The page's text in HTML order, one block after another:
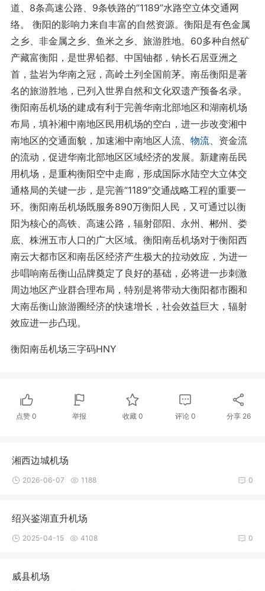
道、8条高速公路、9条铁路的“1189”水路空立体交通网
络。 衡阳的影响力来自丰富的自然资源。衡阳是有色金属
之乡、非金属之乡、鱼米之乡、旅游胜地。60多种自然矿
产藏富衡阳，是世界铅都、中国铀都，钠长石居亚洲之
首，盐岩为华南之冠，高岭土列全国前茅。南岳衡阳是著
名的旅游胜地，已列入世界自然和文化双遗产预备名录。
衡阳南岳机场的建成有利于完善华南北部地区和湖南机场
布局，填补湘中南地区民用机场的空白，进一步改变湘中
南地区的交通面貌，加速湘中南地区人流、 物流、资金流
的流动，促进华南北部地区区域经济的发展。新建南岳民
用机场，是重构衡阳空中走廊，形成国际水陆空大立体交
通格局的关键一步，是完善“1189”交通战略工程的重要一
环。衡阳南岳机场既服务890万衡阳人民，又可通过以衡
阳为核心的高铁、高速公路，辐射邵阳、永州、郴州、娄
底、株洲五市人口的广大区域。衡阳南岳机场对于衡阳西
南云大都市区和南岳区经济产生极大的拉动效应，为进一
步唱响南岳衡山品牌奠定了良好的基础，必将进一步刺激
周边地区产业群合理布局，特别是将带动大衡阳都市圈和
大南岳衡山旅游圈经济的快速增长，社会效益巨大，辐射
效应进一步凸现。
衡阳南岳机场三字码HNY
点赞0 举报 收藏 0 评论0 分享 26
湘西边城机场
0
2026-06-07 1188
绍兴鉴湖直升机场
0
2025-04-15 4108
威县机场